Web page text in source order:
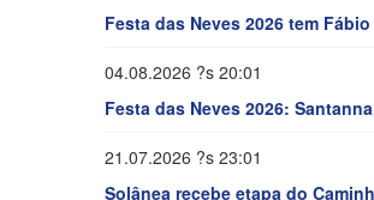
Festa das Neves 2026 tem
04.08.2026 ?s 20:01
Festa das Neves 2026:
21.07.2026 ?s 23:01
Solânea recebe etapa do